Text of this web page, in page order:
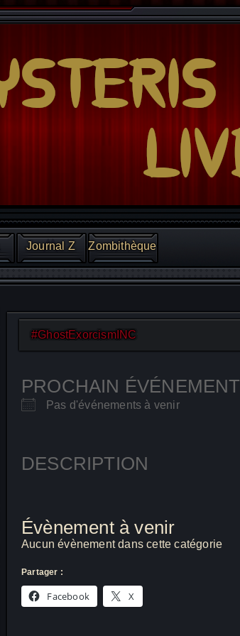
Journal Z Zombithèque
#GhostExorcismINC
PROCHAIN ÉVÉNEMENT
Pas d'événements à venir
DESCRIPTION
Évènement à venir
Aucun évènement dans cette catégorie
Partager :
Facebook X